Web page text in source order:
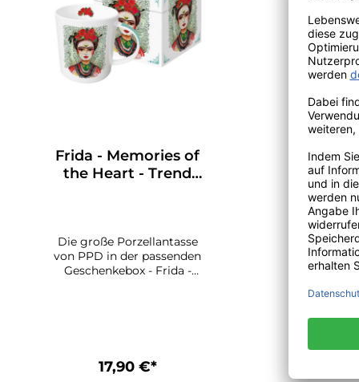
Frida - Memories of
the Heart - Trend
Die große Porzellantasse
von PPD in der passenden
Geschenkebox - Frida -
geeignet für die
Mikrowelle.Die
17,90 €*